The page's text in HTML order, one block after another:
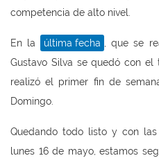
competencia de alto nivel.
En la última fecha , que se
Gustavo Silva se quedó con
realizó el primer fin de
Domingo.
Quedando todo listo y con
lunes 16 de mayo, estamos